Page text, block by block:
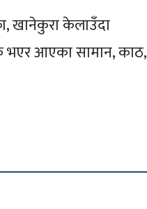
खानेकुरा केलाउँदा
भएर आएका सामान, काठ,